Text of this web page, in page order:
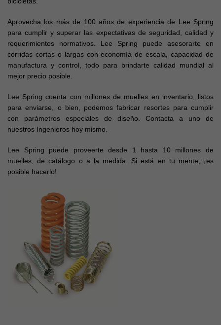
Aprovecha los más de 100 años de experiencia de Lee Spring
para cumplir y superar las expectativas de seguridad, calidad y
requerimientos normativos. Lee Spring puede asesorarte en
corridas cortas o largas con economía de escala, capacidad de
manufactura y control, todo para brindarte calidad mundial al
mejor precio posible.
Lee Spring cuenta con millones de muelles en inventario, listos
para enviarse, o bien, podemos fabricar resortes para cumplir
con parámetros especiales de diseño. Contacta a uno de
nuestros Ingenieros hoy mismo.
Lee Spring puede proveerte desde 1 hasta 10 millones de
muelles, de catálogo o a la medida. Si está en tu mente, ¡es
posible hacerlo!